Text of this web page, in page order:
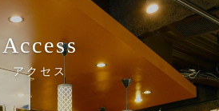
Access
アクセス